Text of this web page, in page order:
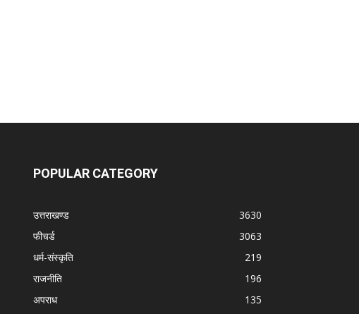
POPULAR CATEGORY
उत्तराखण्ड
3630
फीचर्ड
3063
धर्म-संस्कृति
219
राजनीति
196
अपराध
135